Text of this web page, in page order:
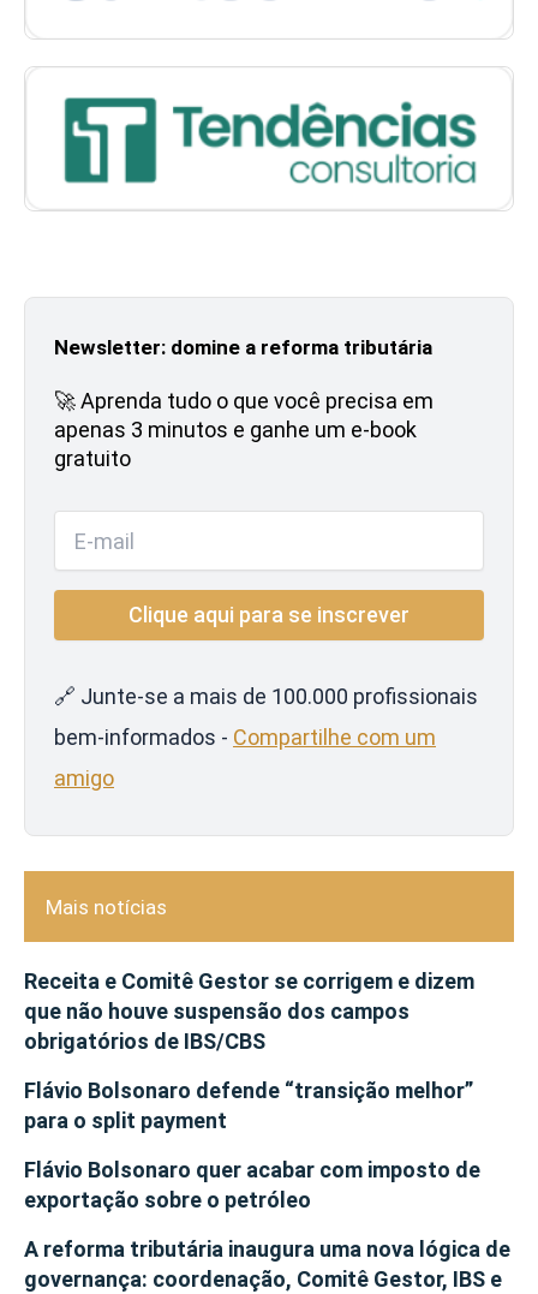
Newsletter: domine a reforma tributária
🚀 Aprenda tudo o que você precisa em
apenas 3 minutos e ganhe um e-book
gratuito
🔗 Junte-se a mais de 100.000 profissionais
bem-informados - Compartilhe com um
amigo
Mais notícias
Receita e Comitê Gestor se corrigem e dizem
que não houve suspensão dos campos
obrigatórios de IBS/CBS
Flávio Bolsonaro defende “transição melhor”
para o split payment
Flávio Bolsonaro quer acabar com imposto de
exportação sobre o petróleo
A reforma tributária inaugura uma nova lógica de
governança: coordenação, Comitê Gestor, IBS e